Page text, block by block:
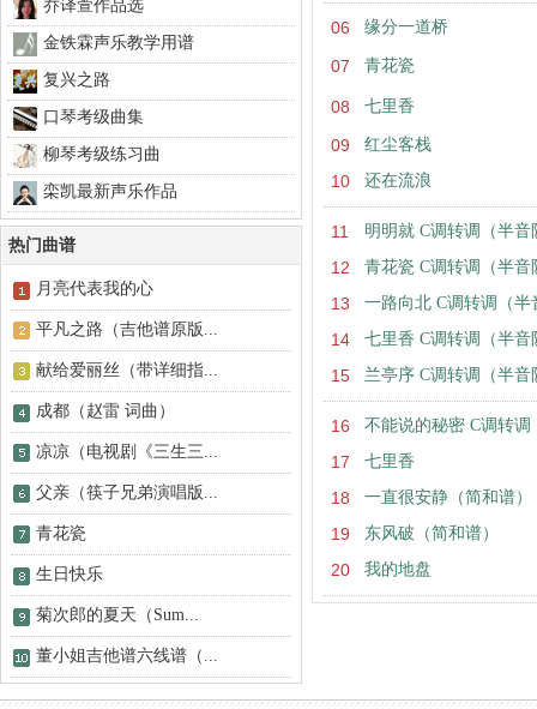
06 缘分一道桥
07 青花瓷
08 七里香
09 红尘客栈
10 还在流浪
11 明明就 C调转调（半音
12 青花瓷 C调转调（半音
13 一路向北 C调转调（半
14 七里香 C调转调（半音
15 兰亭序 C调转调（半音
16 不能说的秘密 C调转调
17 七里香
18 一直很安静（简和谱）
19 东风破（简和谱）
20 我的地盘
乔译萱作品选
金铁霖声乐教学用谱
复兴之路
口琴考级曲集
柳琴考级练习曲
栾凯最新声乐作品
热门曲谱
月亮代表我的心
平凡之路（吉他谱原版...
献给爱丽丝（带详细指...
成都（赵雷 词曲）
凉凉（电视剧《三生三...
父亲（筷子兄弟演唱版...
青花瓷
生日快乐
菊次郎的夏天（Sum...
董小姐吉他谱六线谱（...